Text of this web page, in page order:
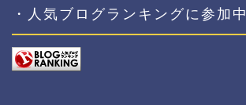
・人気ブログランキングに参加中